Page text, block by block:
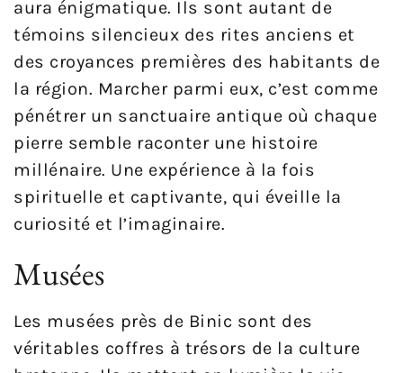
aura énigmatique. Ils sont autant de
témoins silencieux des rites anciens et
des croyances premières des habitants de
la région. Marcher parmi eux, c’est comme
pénétrer un sanctuaire antique où chaque
pierre semble raconter une histoire
millénaire. Une expérience à la fois
spirituelle et captivante, qui éveille la
curiosité et l’imaginaire.
Musées
Les musées près de Binic sont des
véritables coffres à trésors de la culture